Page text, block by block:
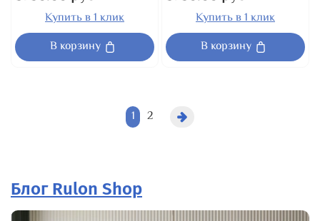
Купить в 1 клик
В корзину
Купить в 1 клик
В корзину
1 2
Блог Rulon Shop